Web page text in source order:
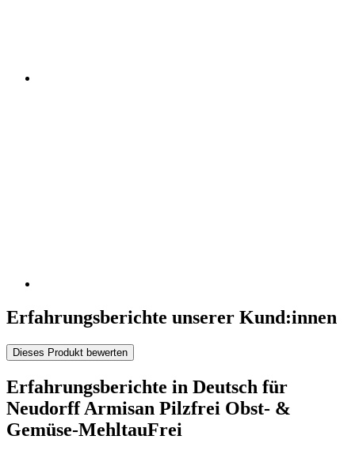
Erfahrungsberichte unserer Kund:innen
Dieses Produkt bewerten
Erfahrungsberichte in Deutsch für
Neudorff Armisan Pilzfrei Obst- &
Gemüse-MehltauFrei